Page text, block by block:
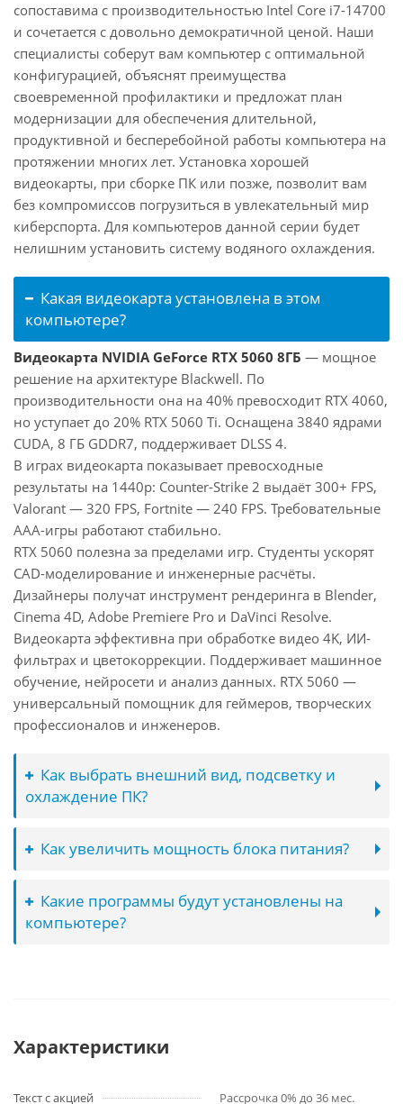
сопоставима с производительностью Intel Core i7-14700
и сочетается с довольно демократичной ценой. Наши
специалисты соберут вам компьютер с оптимальной
конфигурацией, объяснят преимущества
своевременной профилактики и предложат план
модернизации для обеспечения длительной,
продуктивной и бесперебойной работы компьютера на
протяжении многих лет. Установка хорошей
видеокарты, при сборке ПК или позже, позволит вам
без компромиссов погрузиться в увлекательный мир
киберспорта. Для компьютеров данной серии будет
нелишним установить систему водяного охлаждения.
Какая видеокарта установлена в этом
компьютере?
Видеокарта NVIDIA GeForce RTX 5060 8ГБ — мощное
решение на архитектуре Blackwell. По
производительности она на 40% превосходит RTX 4060,
но уступает до 20% RTX 5060 Ti. Оснащена 3840 ядрами
CUDA, 8 ГБ GDDR7, поддерживает DLSS 4.
В играх видеокарта показывает превосходные
результаты на 1440p: Counter-Strike 2 выдаёт 300+ FPS,
Valorant — 320 FPS, Fortnite — 240 FPS. Требовательные
AAA-игры работают стабильно.
RTX 5060 полезна за пределами игр. Студенты ускорят
CAD-моделирование и инженерные расчёты.
Дизайнеры получат инструмент рендеринга в Blender,
Cinema 4D, Adobe Premiere Pro и DaVinci Resolve.
Видеокарта эффективна при обработке видео 4K, ИИ-
фильтрах и цветокоррекции. Поддерживает машинное
обучение, нейросети и анализ данных. RTX 5060 —
универсальный помощник для геймеров, творческих
профессионалов и инженеров.
Как выбрать внешний вид, подсветку и
охлаждение ПК?
Как увеличить мощность блока питания?
Какие программы будут установлены на
компьютере?
Характеристики
Текст с акцией Рассрочка 0% до 36 мес.